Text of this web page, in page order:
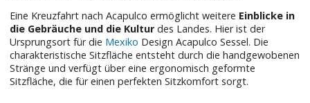
Eine Kreuzfahrt nach Acapulco ermöglicht weitere Einblicke in
die Gebräuche und die Kulturdes Landes. Hier ist der
Ursprungsort für die Mexiko Design Acapulco Sessel. Die
charakteristische Sitzfläche entsteht durch die handgewobenen
Stränge und verfügt über eine ergonomisch geformte
Sitzfläche, die für einen perfekten Sitzkomfort sorgt.